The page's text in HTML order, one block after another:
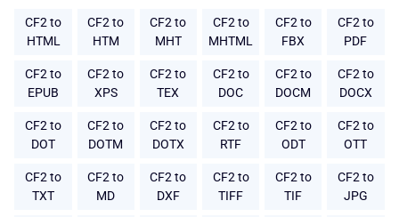
CF2 to
HTML
CF2 to
HTM
CF2 to
MHT
CF2 to
MHTML
CF2 to
FBX
CF2 to
PDF
CF2 to
EPUB
CF2 to
XPS
CF2 to
TEX
CF2 to
DOC
CF2 to
DOCM
CF2 to
DOCX
CF2 to
DOT
CF2 to
DOTM
CF2 to
DOTX
CF2 to
RTF
CF2 to
ODT
CF2 to
OTT
CF2 to
TXT
CF2 to
MD
CF2 to
DXF
CF2 to
TIFF
CF2 to
TIF
CF2 to
JPG